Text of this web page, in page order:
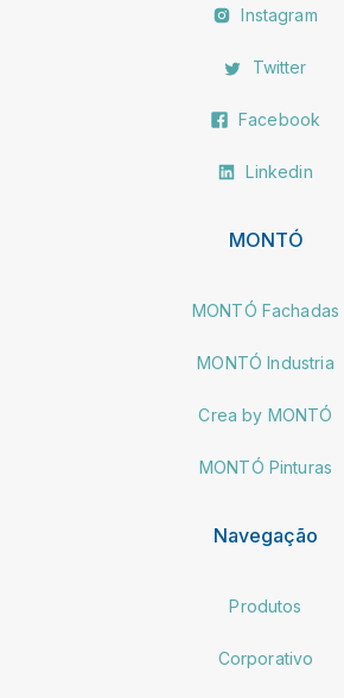
Instagram
Twitter
Facebook
Linkedin
MONTÓ
MONTÓ Fachadas
MONTÓ Industria
Crea by MONTÓ
MONTÓ Pinturas
Navegação
Produtos
Corporativo